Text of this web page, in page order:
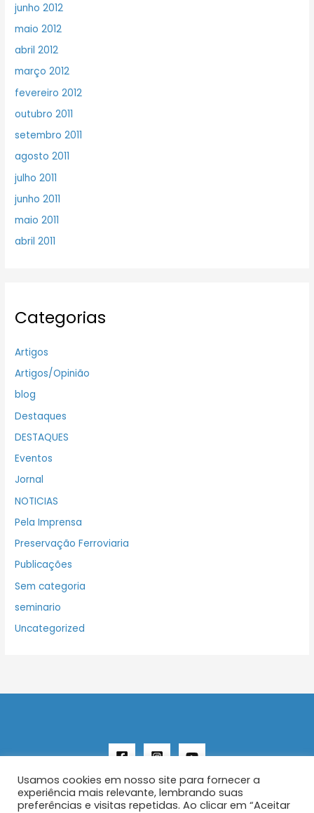
junho 2012
maio 2012
abril 2012
março 2012
fevereiro 2012
outubro 2011
setembro 2011
agosto 2011
julho 2011
junho 2011
maio 2011
abril 2011
Categorias
Artigos
Artigos/Opinião
blog
Destaques
DESTAQUES
Eventos
Jornal
NOTICIAS
Pela Imprensa
Preservação Ferroviaria
Publicações
Sem categoria
seminario
Uncategorized
Usamos cookies em nosso site para fornecer a
experiência mais relevante, lembrando suas
preferências e visitas repetidas. Ao clicar em “Aceitar